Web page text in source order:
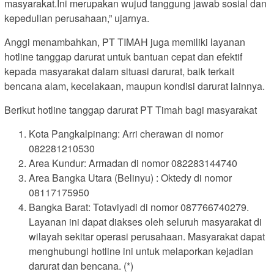
masyarakat.Ini merupakan wujud tanggung jawab sosial dan
kepedulian perusahaan,” ujarnya.
Anggi menambahkan, PT TIMAH juga memiliki layanan
hotline tanggap darurat untuk bantuan cepat dan efektif
kepada masyarakat dalam situasi darurat, baik terkait
bencana alam, kecelakaan, maupun kondisi darurat lainnya.
Berikut hotline tanggap darurat PT Timah bagi masyarakat
Kota Pangkalpinang: Arri cherawan di nomor
082281210530
Area Kundur: Armadan di nomor 082283144740
Area Bangka Utara (Belinyu) : Oktedy di nomor
08117175950
Bangka Barat: Totaviyadi di nomor 087766740279.
Layanan ini dapat diakses oleh seluruh masyarakat di
wilayah sekitar operasi perusahaan. Masyarakat dapat
menghubungi hotline ini untuk melaporkan kejadian
darurat dan bencana. (*)